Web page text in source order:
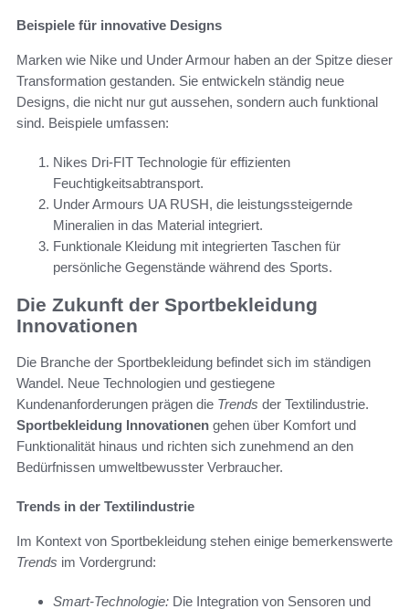
Beispiele für innovative Designs
Marken wie Nike und Under Armour haben an der Spitze dieser
Transformation gestanden. Sie entwickeln ständig neue
Designs, die nicht nur gut aussehen, sondern auch funktional
sind. Beispiele umfassen:
Nikes Dri-FIT Technologie für effizienten
Feuchtigkeitsabtransport.
Under Armours UA RUSH, die leistungssteigernde
Mineralien in das Material integriert.
Funktionale Kleidung mit integrierten Taschen für
persönliche Gegenstände während des Sports.
Die Zukunft der Sportbekleidung
Innovationen
Die Branche der Sportbekleidung befindet sich im ständigen
Wandel. Neue Technologien und gestiegene
Kundenanforderungen prägen die Trends der Textilindustrie.
Sportbekleidung Innovationen gehen über Komfort und
Funktionalität hinaus und richten sich zunehmend an den
Bedürfnissen umweltbewusster Verbraucher.
Trends in der Textilindustrie
Im Kontext von Sportbekleidung stehen einige bemerkenswerte
Trends im Vordergrund:
Smart-Technologie: Die Integration von Sensoren und